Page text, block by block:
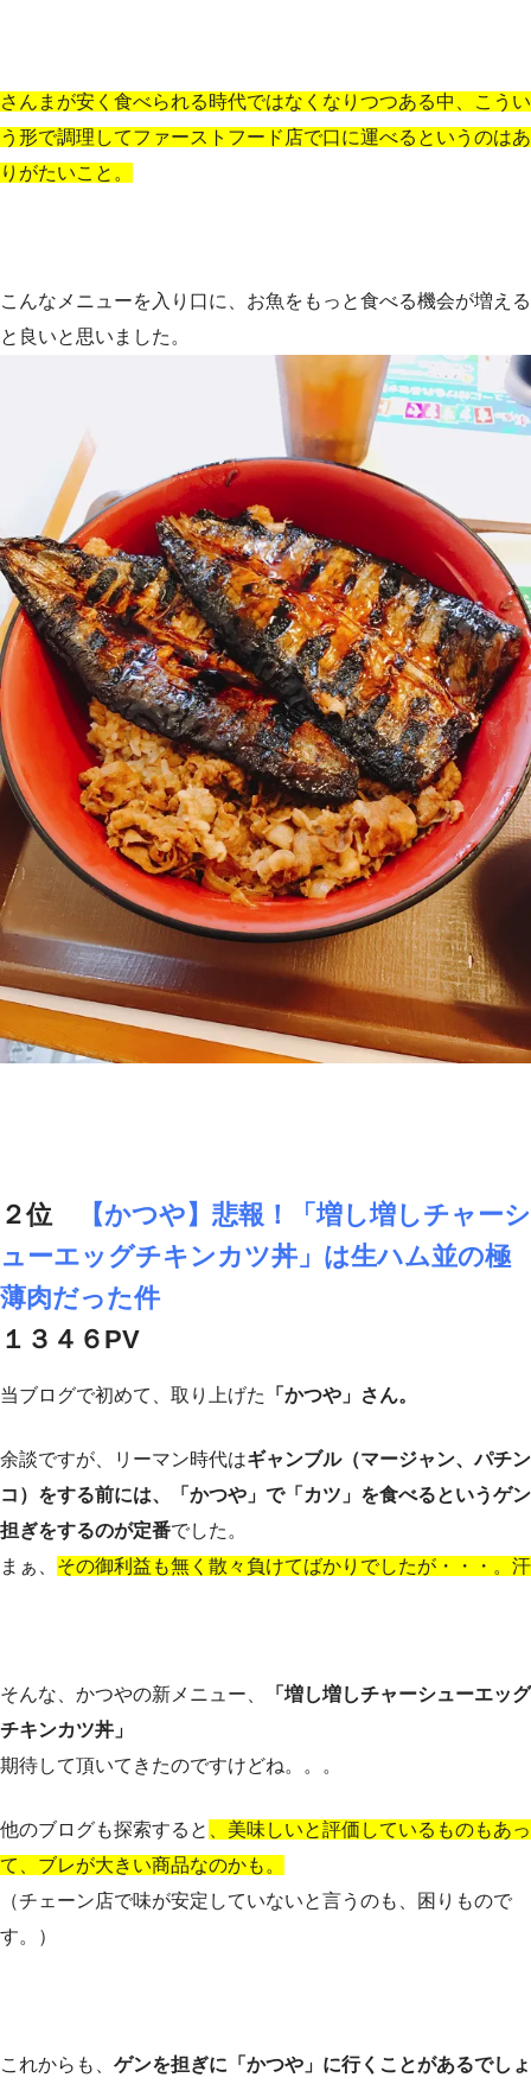
さんまが安く食べられる時代ではなくなりつつある中、こうい
う形で調理してファーストフード店で口に運べるというのはあ
りがたいこと。
こんなメニューを入り口に、お魚をもっと食べる機会が増える
と良いと思いました。
２位
【かつや】悲報！「増し増しチャーシ
ューエッグチキンカツ丼」は生ハム並の極
薄肉だった件
１３４６PV
当ブログで初めて、取り上げた 「かつや」さん。
余談ですが、リーマン時代はギャンブル（マージャン、パチン
コ）をする前には、「かつや」で「カツ」を食べるというゲン
担ぎをするのが定番でした。
まぁ、 その御利益も無く散々負けてばかりでしたが・・・。汗
そんな、かつやの新メニュー、
「増し増しチャーシューエッグ
チキンカツ丼」
期待して頂いてきたのですけどね。。。
他のブログも探索すると
、美味しいと評価しているものもあっ
て、ブレが大きい商品なのかも。
（チェーン店で味が安定していないと言うのも、困りもので
す。）
これからも、 ゲンを担ぎに「かつや」に行くことがあるでしょ